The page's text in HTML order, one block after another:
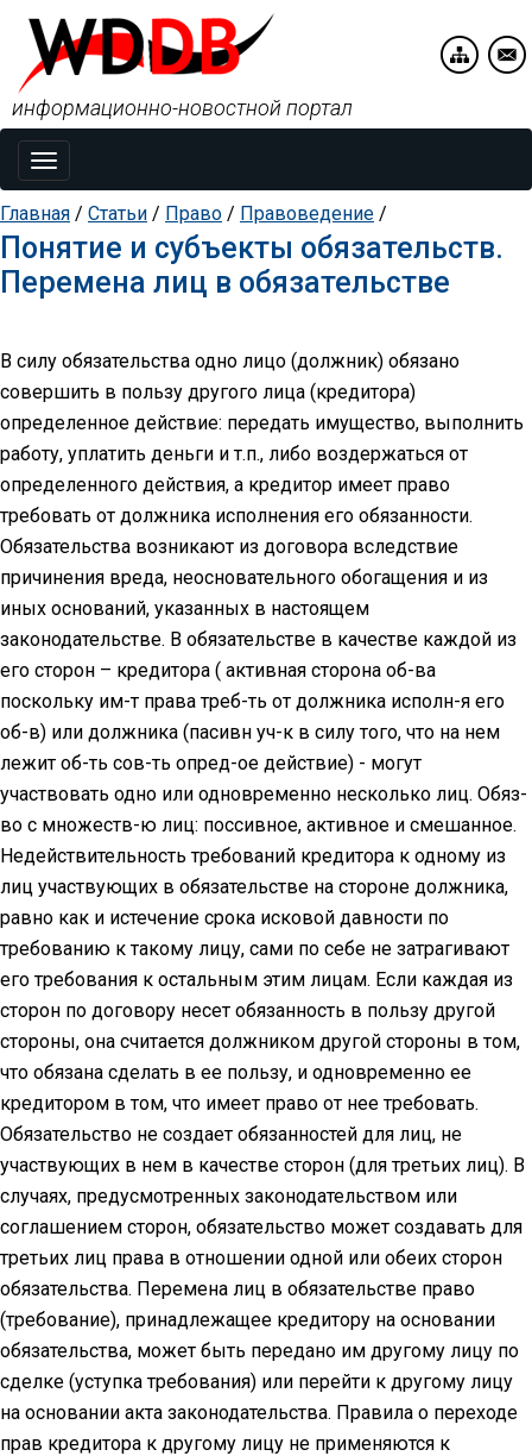
Toggle
navigation
информационно-новостной портал
Главная / Статьи / Право / Правоведение /
Понятие и субъекты обязательств.
Перемена лиц в обязательстве
В силу обязательства одно лицо (должник) обязано
совершить в пользу другого лица (кредитора)
определенное действие: передать имущество, выполнить
работу, уплатить деньги и т.п., либо воздержаться от
определенного действия, а кредитор имеет право
требовать от должника исполнения его обязанности.
Обязательства возникают из договора вследствие
причинения вреда, неосновательного обогащения и из
иных оснований, указанных в настоящем
законодательстве. В обязательстве в качестве каждой из
его сторон – кредитора ( активная сторона об-ва
поскольку им-т права треб-ть от должника исполн-я его
об-в) или должника (пасивн уч-к в силу того, что на нем
лежит об-ть сов-ть опред-ое действие) - могут
участвовать одно или одновременно несколько лиц. Обяз-
во с множеств-ю лиц: поссивное, активное и смешанное.
Недействительность требований кредитора к одному из
лиц участвующих в обязательстве на стороне должника,
равно как и истечение срока исковой давности по
требованию к такому лицу, сами по себе не затрагивают
его требования к остальным этим лицам. Если каждая из
сторон по договору несет обязанность в пользу другой
стороны, она считается должником другой стороны в том,
что обязана сделать в ее пользу, и одновременно ее
кредитором в том, что имеет право от нее требовать.
Обязательство не создает обязанностей для лиц, не
участвующих в нем в качестве сторон (для третьих лиц). В
случаях, предусмотренных законодательством или
соглашением сторон, обязательство может создавать для
третьих лиц права в отношении одной или обеих сторон
обязательства. Перемена лиц в обязательстве право
(требование), принадлежащее кредитору на основании
обязательства, может быть передано им другому лицу по
сделке (уступка требования) или перейти к другому лицу
на основании акта законодательства. Правила о переходе
прав кредитора к другому лицу не применяются к